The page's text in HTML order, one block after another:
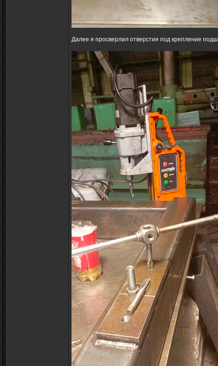
Далее я просверлил отверстия под крепление